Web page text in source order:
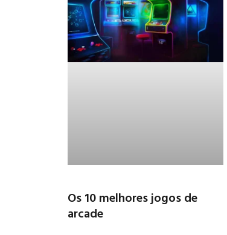
Os 10 melhores jogos de
arcade